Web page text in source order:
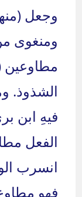
وجعل
ومنغوى
مطاوعين
الشذوذ.
فيهِ ابن
الفعل
انسرب
فهو